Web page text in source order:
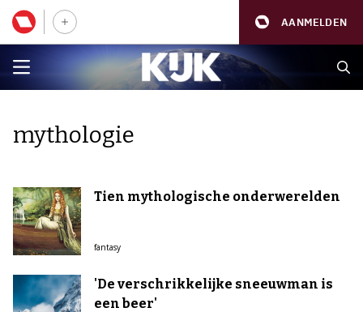
AANMELDEN
mythologie
Tien mythologische onderwerelden
fantasy
'De verschrikkelijke sneeuwman is
een beer'